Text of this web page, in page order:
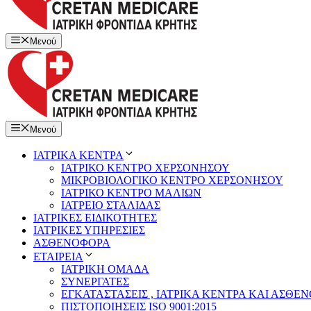
Μενού
Μενού
ΙΑΤΡΙΚΑ ΚΕΝΤΡΑ
ΙΑΤΡΙΚΟ ΚΕΝΤΡΟ ΧΕΡΣΟΝΗΣΟΥ
ΜΙΚΡΟΒΙΟΛΟΓΙΚΟ ΚΕΝΤΡΟ ΧΕΡΣΟΝΗΣΟΥ
ΙΑΤΡΙΚΟ ΚΕΝΤΡΟ ΜΑΛΙΩΝ
ΙΑΤΡΕΙΟ ΣΤΑΛΙΔΑΣ
ΙΑΤΡΙΚΕΣ ΕΙΔΙΚΟΤΗΤΕΣ
ΙΑΤΡΙΚΕΣ ΥΠΗΡΕΣΙΕΣ
ΑΣΘΕΝΟΦΟΡΑ
ΕΤΑΙΡΕΙΑ
ΙΑΤΡΙΚΗ ΟΜΑΔΑ
ΣΥΝΕΡΓΑΤΕΣ
ΕΓΚΑΤΑΣΤΑΣΕΙΣ , ΙΑΤΡΙΚΑ ΚΕΝΤΡΑ ΚΑΙ
ΠΙΣΤΟΠΟΙΗΣΕΙΣ ISO 9001:2015